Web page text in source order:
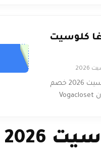
كلوسيت
كود خصم فوغا كلوسيت 2026 خصم
2026